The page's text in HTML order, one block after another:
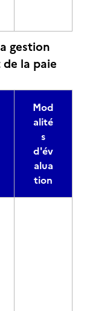
gestion
la paie
Mod
alité
s
d'év
alua
tion